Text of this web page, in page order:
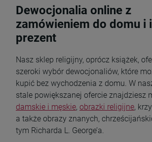
Dewocjonalia online z
zamówieniem do domu i
prezent
Nasz sklep religijny, oprócz książek,
szeroki wybór dewocjonaliów, które
kupić bez wychodzenia z domu. W
stale powiększanej ofercie znajdziesz
damskie i męskie, obrazki religijne,
a także obrazy znanych,
tym Richarda L. George’a.